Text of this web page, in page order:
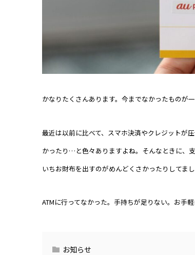
かなりたくさんあります。今までなかったものが
最近は以前に比べて、スマホ決済やクレジットが
かったり…と色々ありますよね。そんなときに、
いちお財布を出すのがめんどくさかったりしてま
ATMに行ってなかった。手持ちが足りない。お手
お知らせ